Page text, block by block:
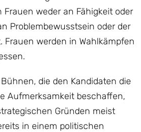
Frauen weder an Fähigkeit oder
Problembewusstsein oder der
Frauen werden in Wahlkämpfen
die den Kandidaten die
Aufmerksamkeit beschaffen,
Gründen meist
in einem politischen